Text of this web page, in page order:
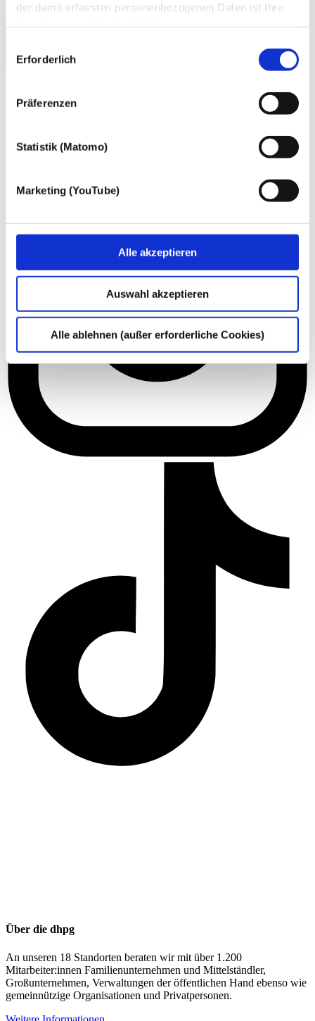
der damit erfassten personenbezogenen Daten ist Ihre
mit Ihrer ausdrücklichen Einwilligung einsetzen und die
Erforderlich
Präferenzen
Statistik (Matomo)
Marketing (YouTube)
Alle akzeptieren
Auswahl akzeptieren
Alle ablehnen (außer erforderliche Cookies)
Über die dhpg
An unseren 18 Standorten beraten wir mit über 1.200
Mitarbeiter:innen Familienunternehmen und Mittelständler,
Großunternehmen, Verwaltungen der öffentlichen Hand ebenso wie
gemeinnützige Organisationen und Privatpersonen.